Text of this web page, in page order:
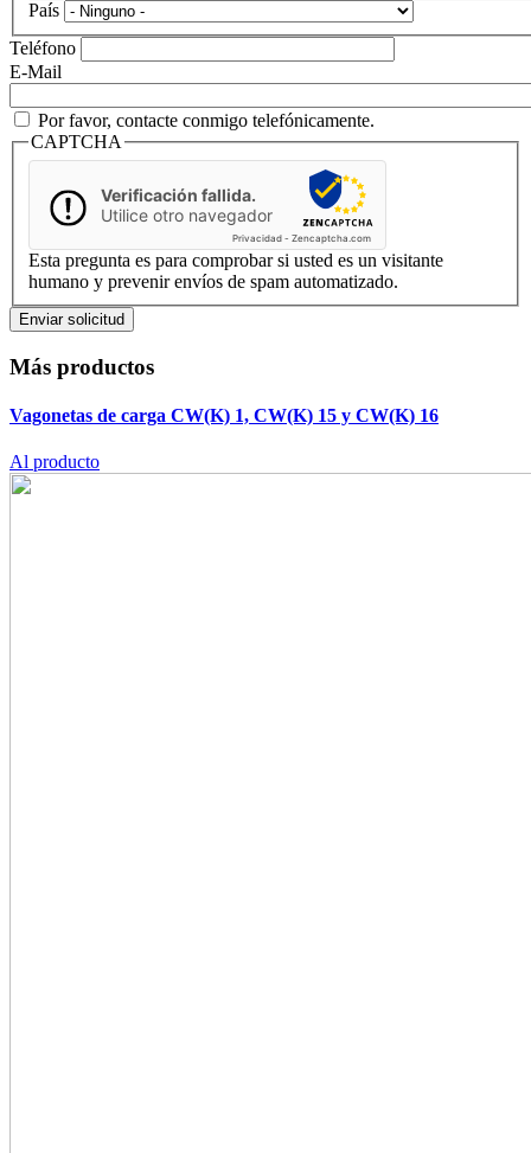
País
Teléfono
E-Mail
Por favor, contacte conmigo telefónicamente.
CAPTCHA
Verificación fallida.
Utilice otro navegador
Privacidad - Zencaptcha.com
Esta pregunta es para comprobar si usted es un visitante
humano y prevenir envíos de spam automatizado.
Más productos
Vagonetas de carga CW(K) 1, CW(K) 15 y CW(K) 16
Al producto